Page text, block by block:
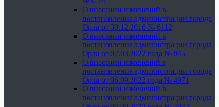
О внесении изменений в
постановление администрации города
Орла от 30.12.2016 № 6112
О внесении изменений в
постановление администрации города
Орла от 02.03.2022 года № 945
О внесении изменений в
постановление администрации города
Орла от 06.09.2022 года № 4971
О внесении изменений в
постановление администрации города